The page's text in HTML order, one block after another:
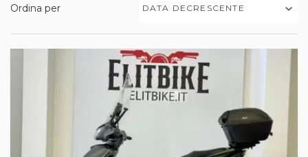
Ordina per DATA DECRESCENTE